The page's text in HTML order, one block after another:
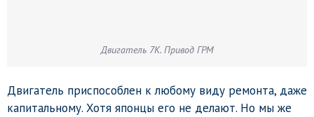
Двигатель 7К. Привод ГРМ
Двигатель приспособлен к любому виду ремонта, даже
капитальному. Хотя японцы его не делают. Но мы же